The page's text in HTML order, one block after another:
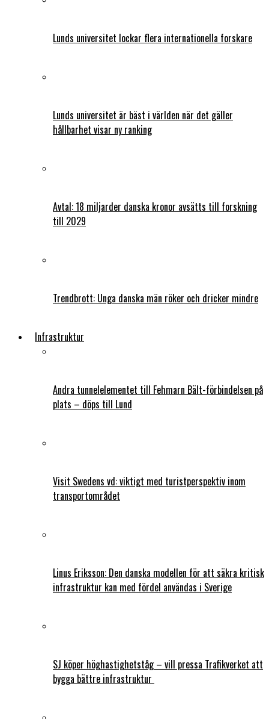
Lunds universitet lockar flera internationella forskare
Lunds universitet är bäst i världen när det gäller
hållbarhet visar ny ranking
Avtal: 18 miljarder danska kronor avsätts till forskning
till 2029
Trendbrott: Unga danska män röker och dricker mindre
Infrastruktur
Andra tunnelelementet till Fehmarn Bält-förbindelsen på
plats – döps till Lund
Visit Swedens vd: viktigt med turistperspektiv inom
transportområdet
Linus Eriksson: Den danska modellen för att säkra kritisk
infrastruktur kan med fördel användas i Sverige
SJ köper höghastighetståg – vill pressa Trafikverket att
bygga bättre infrastruktur